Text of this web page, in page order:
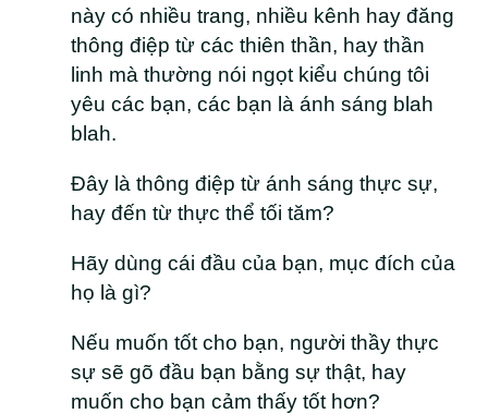
này có nhiều trang, nhiều kênh hay đăng
thông điệp từ các thiên thần, hay thần
linh mà thường nói ngọt kiểu chúng tôi
yêu các bạn, các bạn là ánh sáng blah
blah.
Đây là thông điệp từ ánh sáng thực sự,
hay đến từ thực thể tối tăm?
Hãy dùng cái đầu của bạn, mục đích của
họ là gì?
Nếu muốn tốt cho bạn, người thầy thực
sự sẽ gõ đầu bạn bằng sự thật, hay
muốn cho bạn cảm thấy tốt hơn?